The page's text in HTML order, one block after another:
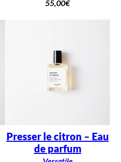
55,00€
Presser le citron – Eau
de parfum